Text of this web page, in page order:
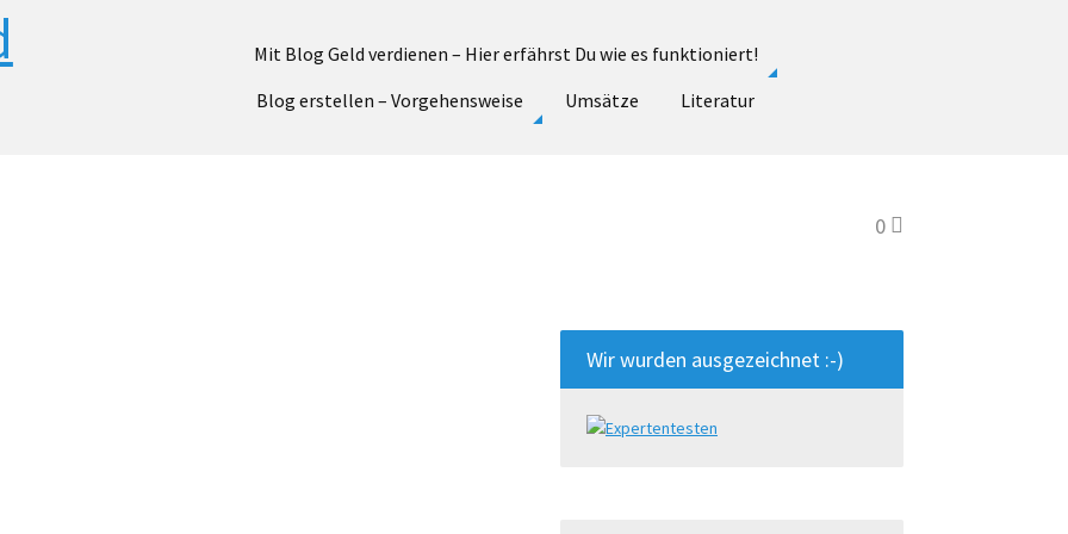
Mit Blog Geld verdienen – Hier erfährst Du wie es funktioniert!
Blog erstellen – Vorgehensweise
Umsätze Literatur
0
Wir wurden ausgezeichnet :-)